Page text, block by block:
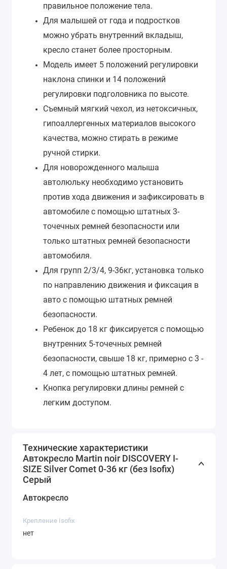
правильное положение тела.
Для малышей от года и подростков
можно убрать внутренний вкладыш,
кресло станет более просторным.
Модель имеет 5 положений регулировки
наклона спинки и 14 положений
регулировки подголовника по высоте.
Съемный мягкий чехол, из нетоксичных,
гипоаллергенных материалов высокого
качества, можно стирать в режиме
ручной стирки.
Для новорожденного малыша
автолюльку необходимо установить
против хода движения и зафиксировать в
автомобиле с помощью штатных 3-
точечных ремней безопасности или
только штатных ремней безопасности
автомобиля.
Для групп 2/3/4, 9-36кг, установка только
по направлению движения и фиксация в
авто с помощью штатных ремней
безопасности.
Ребенок до 18 кг фиксируется с помощью
внутренних 5-точечных ремней
безопасности, свыше 18 кг, примерно с 3 -
4 лет, с помощью штатных ремней.
Кнопка регулировки длины ремней с
легким доступом.
Технические характеристики
Автокресло Martin noir DISCOVERY I-
SIZE Silver Comet 0-36 кг (без Isofix)
Серый
Автокресло
Крепление Isofix
нет